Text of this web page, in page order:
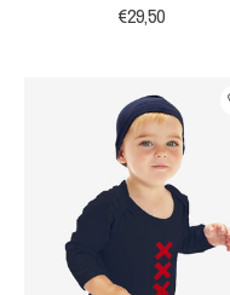
€29,50